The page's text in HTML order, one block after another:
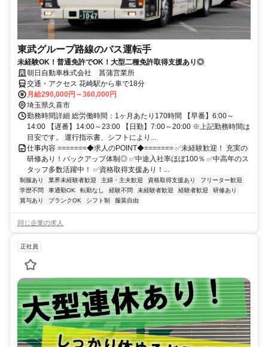
東武グループ路線のバス運転手
未経験OK！普通免許でOK！大型二種免許取得支援あり◎
朝日自動車株式会社 菖蒲営業所
交通・アクセス 花崎駅から車で18分
月給290,000円～360,000円
埼玉県久喜市
勤務時間詳細 総労働時間：1ヶ月あたり170時間 【早番】6:00～
14:00 【遅番】14:00～23:00 【日勤】7:00～20:00 ※上記勤務時間は
目安です。 運行指示書、シフトにより...
仕事内容 =======◆求人のPOINT◆======= ✅未経験歓迎！ 充実の
研修あり！バックアップ体制◎ ✅中途入社率ほぼ100％ ✅中高年のス
タッフ多数活躍中！ ✅資格取得支援あり！...
制服あり 業界未経験者歓迎 主婦・主夫歓迎 資格取得支援あり
フリーター歓迎
学歴不問
車通勤OK 転勤なし 経験不問 未経験者歓迎 経験者歓迎
研修あり
賞与あり
ブランクOK シフト制 服装自由
同じ企業の求人
正社員